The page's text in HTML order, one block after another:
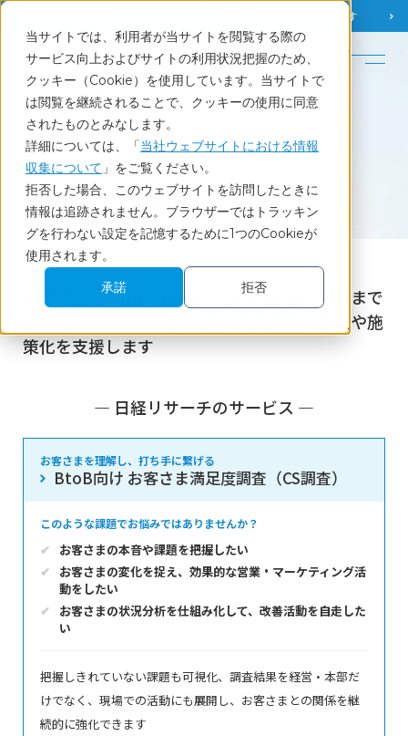
当サイトでは、利用者が当サイトを閲覧する際の
サービス向上およびサイトの利用状況把握のため、
クッキー（Cookie）を使用しています。当サイトで
は閲覧を継続されることで、クッキーの使用に同意
されたものとみなします。
詳細については、「当社ウェブサイトにおける情報
収集について 」をご覧ください。
拒否した場合、このウェブサイトを訪問したときに
情報は追跡されません。ブラウザーではトラッキン
グを行わない設定を記憶するために1つのCookieが
使用されます。
承諾
拒否
お役立ち情報を探す
English
ホーム 部署・業種別にさがす 営業・顧客サポート
部署・業種別にさがす
営業・顧客サポート
既存顧客との関係性強化から新規顧客の獲得まで
顧客セグメンテーション別の営業戦略の策定や施
策化を支援します
― 日経リサーチのサービス ―
お客さまを理解し、打ち手に繋げる
BtoB向け お客さま満足度調査（CS調査）
このような課題でお悩みではありませんか？
お客さまの本音や課題を把握したい
お客さまの変化を捉え、効果的な営業・マーケティング活
動をしたい
お客さまの状況分析を仕組み化して、改善活動を自走した
い
把握しきれていない課題も可視化、調査結果を経営・本部だ
けでなく、現場での活動にも展開し、お客さまとの関係を継
続的に強化できます